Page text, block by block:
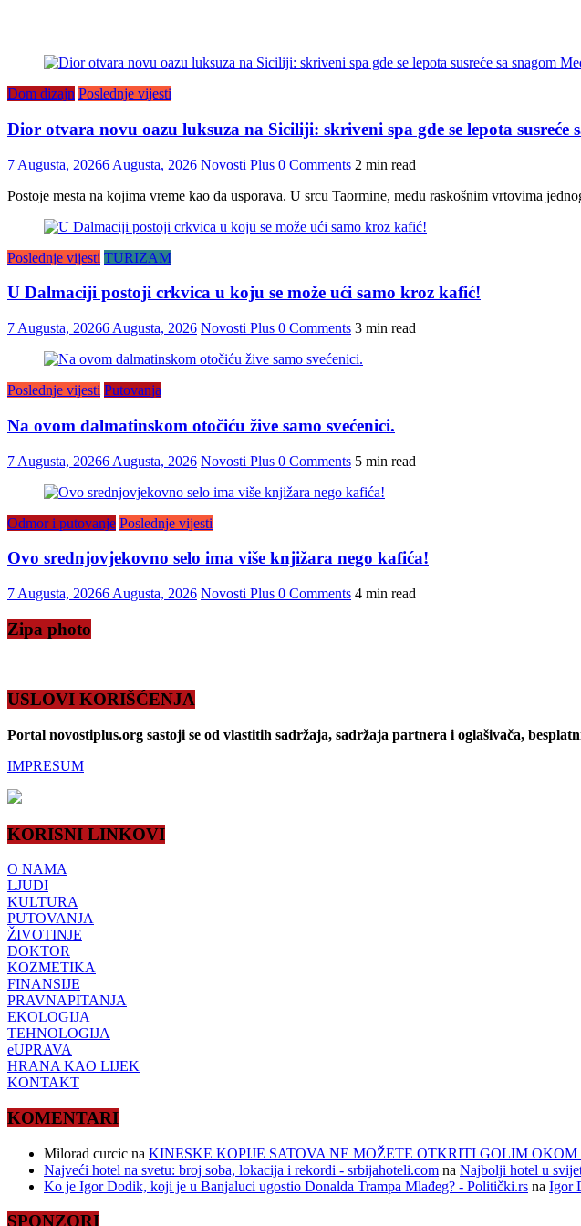
Dom dizajn Poslednje vijesti
Dior otvara novu oazu luksuza na Siciliji: skriveni spa gde se lepota susreće
7 Augusta, 20266 Augusta, 2026 Novosti Plus 0 Comments 2 min read
Postoje mesta na kojima vreme kao da usporava. U srcu Taormine, među raskošnim vrtovima
Poslednje vijesti TURIZAM
U Dalmaciji postoji crkvica u koju se može ući samo kroz kafić!
7 Augusta, 20266 Augusta, 2026 Novosti Plus 0 Comments 3 min read
Poslednje vijesti Putovanja
Na ovom dalmatinskom otočiću žive samo svećenici.
7 Augusta, 20266 Augusta, 2026 Novosti Plus 0 Comments 5 min read
Odmor i putovanje Poslednje vijesti
Ovo srednjovjekovno selo ima više knjižara nego kafića!
7 Augusta, 20266 Augusta, 2026 Novosti Plus 0 Comments 4 min read
Zipa photo
USLOVI KORIŠĆENJA
Portal novostiplus.org sastoji se od vlastitih sadržaja, sadržaja partnera i oglašivača,
IMPRESUM
KORISNI LINKOVI
O NAMA
LJUDI
KULTURA
PUTOVANJA
ŽIVOTINJE
DOKTOR
KOZMETIKA
FINANSIJE
PRAVNAPITANJA
EKOLOGIJA
TEHNOLOGIJA
eUPRAVA
HRANA KAO LIJEK
KONTAKT
KOMENTARI
Milorad curcic na KINESKE KOPIJE SATOVA NE MOŽETE OTKRITI GOLIM OKOM
Najveći hotel na svetu: broj soba, lokacija i rekordi - srbijahoteli.com na Najbolji hotel u
Ko je Igor Dodik, koji je u Banjaluci ugostio Donalda Trampa Mlađeg? - Politički.rs na Igor
SPONZORI